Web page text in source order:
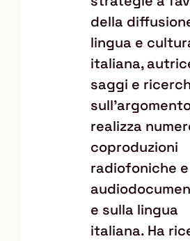
della
lingua e
italiana,
saggi e
realizza
coproduzioni
radiofoniche e
e sulla lingua
italiana. Ha